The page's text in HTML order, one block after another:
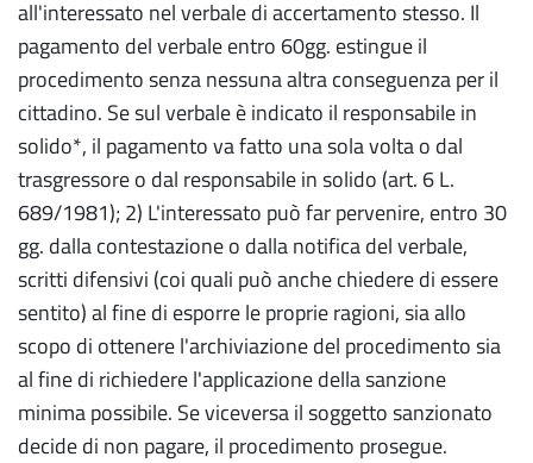
all'interessato nel verbale di accertamento stesso. Il
pagamento del verbale entro 60gg. estingue il
procedimento senza nessuna altra conseguenza per il
cittadino. Se sul verbale è indicato il responsabile in
solido*, il pagamento va fatto una sola volta o dal
trasgressore o dal responsabile in solido (art. 6 L.
689/1981); 2) L'interessato può far pervenire, entro 30
gg. dalla contestazione o dalla notifica del verbale,
scritti difensivi (coi quali può anche chiedere di essere
sentito) al fine di esporre le proprie ragioni, sia allo
scopo di ottenere l'archiviazione del procedimento sia
al fine di richiedere l'applicazione della sanzione
minima possibile. Se viceversa il soggetto sanzionato
decide di non pagare, il procedimento prosegue.